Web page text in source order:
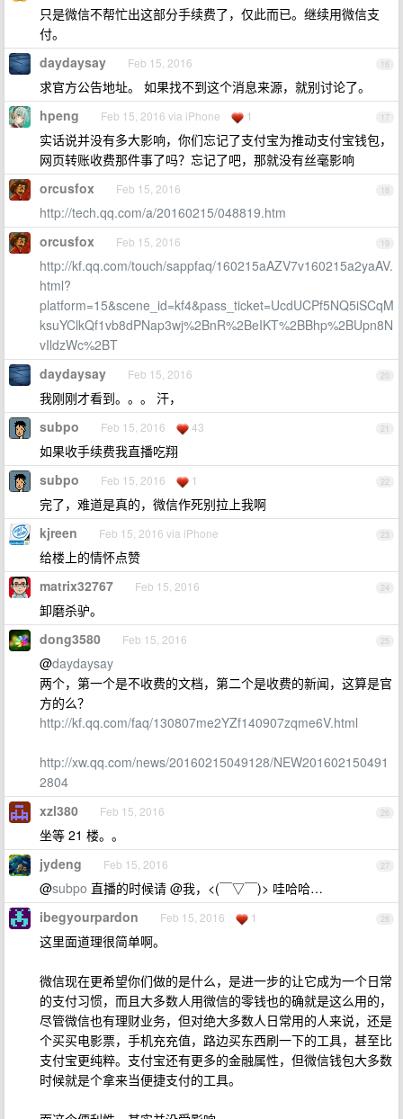
只是微信不帮忙出这部分手续费了，仅此而已。继续用微信支
付。
16
daydaysay Feb 15, 2016
求官方公告地址。 如果找不到这个消息来源，就别讨论了。
17
hpeng Feb 15, 2016 via iPhone 1
实话说并没有多大影响，你们忘记了支付宝为推动支付宝钱包，
网页转账收费那件事了吗？忘记了吧，那就没有丝毫影响
18
orcusfox Feb 15, 2016
http://tech.qq.com/a/20160215/048819.htm
19
orcusfox Feb 15, 2016
http://kf.qq.com/touch/sappfaq/160215aAZV7v160215a2yaAV.
html?
platform=15&scene_id=kf4&pass_ticket=UcdUCPf5NQ5iSCqM
ksuYClkQf1vb8dPNap3wj%2BnR%2BeIKT%2BBhp%2BUpn8N
vIldzWc%2BT
20
daydaysay Feb 15, 2016
我刚刚才看到。。。 汗，
21
subpo Feb 15, 2016 43
如果收手续费我直播吃翔
22
subpo Feb 15, 2016 1
完了，难道是真的，微信作死别拉上我啊
23
kjreen Feb 15, 2016 via iPhone
给楼上的情怀点赞
24
matrix32767 Feb 15, 2016
卸磨杀驴。
25
dong3580 Feb 15, 2016
@daydaysay
两个，第一个是不收费的文档，第二个是收费的新闻，这算是官
方的么？
http://kf.qq.com/faq/130807me2YZf140907zqme6V.html
http://xw.qq.com/news/20160215049128/NEW201602150491
2804
26
xzl380 Feb 15, 2016
坐等 21 楼。。
27
jydeng Feb 15, 2016
@subpo 直播的时候请 @我，<(￣▽￣)> 哇哈哈…
28
ibegyourpardon Feb 15, 2016 1
这里面道理很简单啊。
微信现在更希望你们做的是什么，是进一步的让它成为一个日常
的支付习惯，而且大多数人用微信的零钱也的确就是这么用的，
尽管微信也有理财业务，但对绝大多数人日常用的人来说，还是
个买买电影票，手机充充值，路边买东西刷一下的工具，甚至比
支付宝更纯粹。支付宝还有更多的金融属性，但微信钱包大多数
时候就是个拿来当便捷支付的工具。